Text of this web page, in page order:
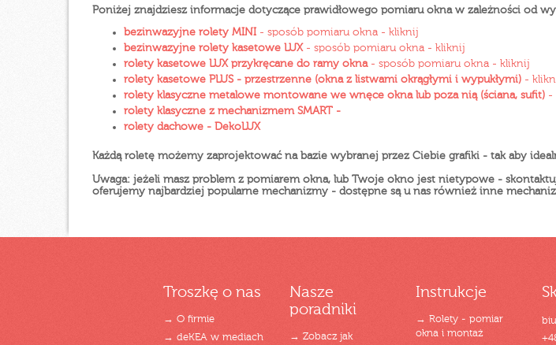
Poniżej znajdziesz informacje dotyczące prawidłowego pomiaru okna w zależności od
bezinwazyjne rolety MINI - sposób pomiaru okna - kliknij
bezinwazyjne rolety kasetowe LUX- sposób pomiaru okna - kliknij
rolety kasetowe LUX przykręcane do ramy okna- sposób pomiaru okna - kliknij
rolety kasetowe PLUS - przestrzenne (okna z listwami okrągłymi i wypukłymi) -
rolety klasyczne metalowe montowane we wnęce okna lub poza nią (ściana, sufit) -
rolety klasyczne z mechanizmem SMART -
rolety dachowe - DekoLUX
Każdą roletę możemy zaprojektować na bazie wybranej przez Ciebie grafiki - tak aby
Uwaga: jeżeli masz problem z pomiarem okna, lub Twoje okno jest nietypowe -
oferujemy najbardziej popularne mechanizmy - dostępne są u nas również inne
Troszkę o nas
→ O firmie
→ deKEA w mediach
Nasze
poradniki
→ Zobacz jak
Instrukcje
→ Rolety - pomiar
okna i montaż